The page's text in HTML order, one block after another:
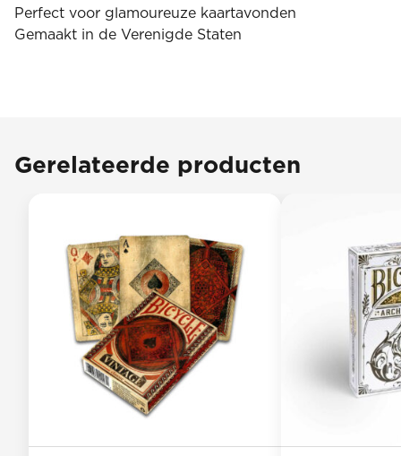
Perfect voor glamoureuze kaartavonden
Gemaakt in de Verenigde Staten
Gerelateerde producten